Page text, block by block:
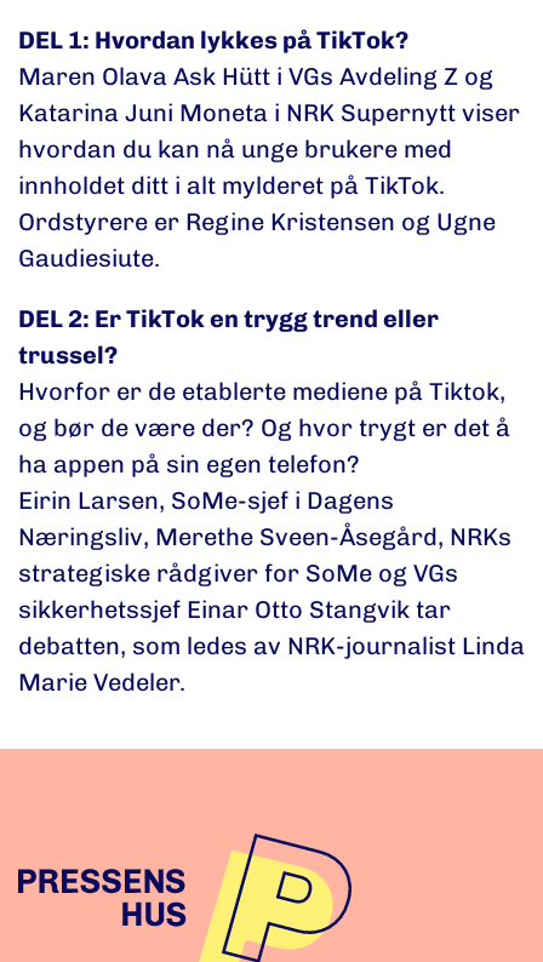
DEL 1: Hvordan lykkes på TikTok?
Maren Olava Ask Hütt i VGs Avdeling Z og
Katarina Juni Moneta i NRK Supernytt viser
hvordan du kan nå unge brukere med
innholdet ditt i alt mylderet på TikTok.
Ordstyrere er Regine Kristensen og Ugne
Gaudiesiute.
DEL 2: Er TikTok en trygg trend eller
trussel?
Hvorfor er de etablerte mediene på Tiktok,
og bør de være der? Og hvor trygt er det å
ha appen på sin egen telefon?
Eirin Larsen, SoMe-sjef i Dagens
Næringsliv, Merethe Sveen-Åsegård, NRKs
strategiske rådgiver for SoMe og VGs
sikkerhetssjef Einar Otto Stangvik tar
debatten, som ledes av NRK-journalist Linda
Marie Vedeler.